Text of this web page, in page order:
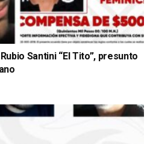
Santini “El Tito”, presunto